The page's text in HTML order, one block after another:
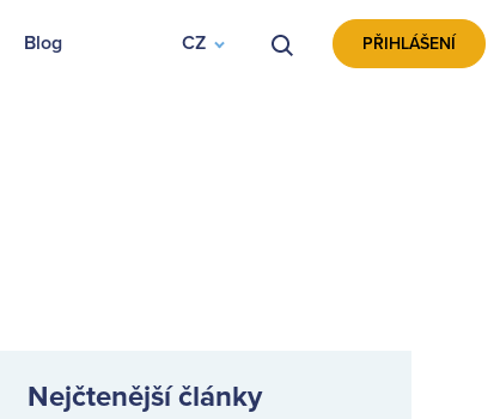
PŘIHLÁŠENÍ
Blog CZ VYHLEDÁVÁNÍ
Nejčtenější články